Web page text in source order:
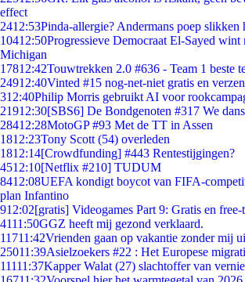
effect
2412:53Pinda-allergie? Andermans poep slikken
10412:50Progressieve Democraat El-Sayed
Michigan
17812:42Touwtrekken 2.0 #636 - Team 1 beste
24912:40Vinted #15 nog-net-niet gratis en
312:40Philip Morris gebruikt AI voor
21912:30[SBS6] De Bondgenoten #317 We
28412:28MotoGP #93 Met de TT in Assen
1812:23Tony Scott (54) overleden
1812:14[Crowdfunding] #443 Rentestijgingen?
4512:10[Netflix #210] TUDUM
8412:08UEFA kondigt boycot van FIFA-
plan Infantino
912:02[gratis] Videogames Part 9: Gratis en
4111:50GGZ heeft mij gezond verklaard.
11711:42Vrienden gaan op vakantie zonder mij
25011:39Asielzoekers #22 : Het Europese
11111:37Kapper Walat (27) slachtoffer van